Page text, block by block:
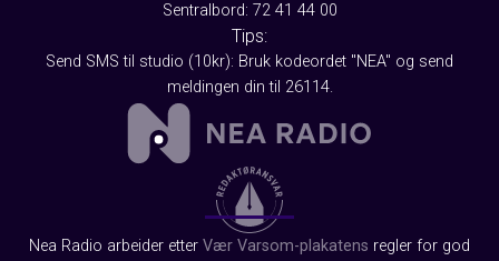
Sentralbord: 72 41 44 00
Tips:
Send SMS til studio (10kr): Bruk kodeordet "NEA" og send
meldingen din til 26114.
Nea Radio arbeider etter Vær Varsom-plakatens regler for god